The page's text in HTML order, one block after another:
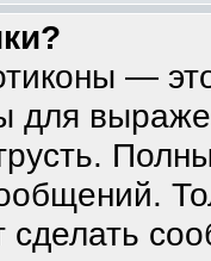
—
для
сделать